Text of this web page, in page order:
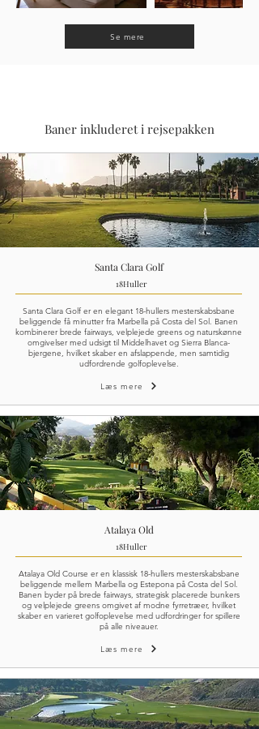
Se mere
Baner inkluderet i rejsepakken
Santa Clara Golf
18Huller
Santa Clara Golf er en elegant 18-hullers mesterskabsbane
beliggende få minutter fra Marbella på Costa del Sol. Banen
kombinerer brede fairways, velplejede greens og naturskønne
omgivelser med udsigt til Middelhavet og Sierra Blanca-
bjergene, hvilket skaber en afslappende, men samtidig
udfordrende golfoplevelse.
Læs mere
Atalaya Old
18Huller
Atalaya Old Course er en klassisk 18-hullers mesterskabsbane
beliggende mellem Marbella og Estepona på Costa del Sol.
Banen byder på brede fairways, strategisk placerede bunkers
og velplejede greens omgivet af modne fyrretræer, hvilket
skaber en varieret golfoplevelse med udfordringer for spillere
på alle niveauer.
Læs mere